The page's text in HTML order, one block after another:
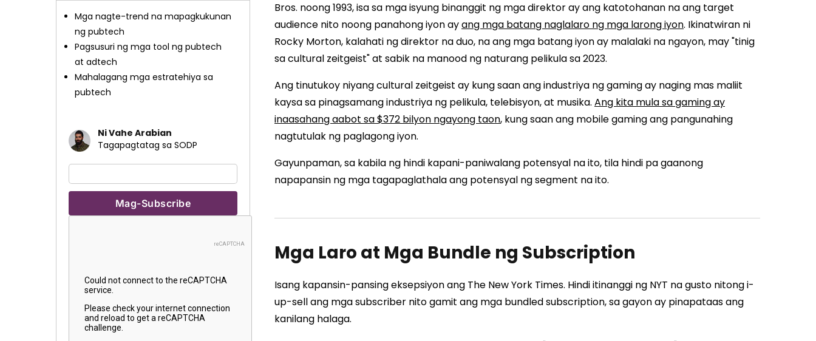
Mga nagte-trend na mapagkukunan
ng pubtech
Pagsusuri ng mga tool ng pubtech
at adtech
Mahalagang mga estratehiya sa
pubtech
Ni Vahe Arabian
Tagapagtatag sa SODP
Bros. noong 1993, isa sa mga isyung binanggit ng mga direktor ay ang katotohanan na ang target
audience nito noong panahong iyon ayang mga batang naglalaro ng mga larong iyon. Ikinatwiran ni
Rocky Morton, kalahati ng direktor na duo, na ang mga batang iyon ay malalaki na ngayon, may "tinig
sa cultural zeitgeist" at sabik na manood ng naturang pelikula sa 2023.
Ang tinutukoy niyang cultural zeitgeist ay kung saan ang industriya ng gaming ay naging mas maliit
kaysa sa pinagsamang industriya ng pelikula, telebisyon, at musika. Ang kita mula sa gaming ay
inaasahang aabot sa $372 bilyon ngayong taon, kung saan ang mobile gaming ang pangunahing
nagtutulak ng paglagong iyon.
Gayunpaman, sa kabila ng hindi kapani-paniwalang potensyal na ito, tila hindi pa gaanong
napapansin ng mga tagapaglathala ang potensyal ng segment na ito.
Mga Laro at Mga Bundle ng Subscription
Isang kapansin-pansing eksepsiyon ang The New York Times. Hindi itinanggi ng NYT na gusto nitong i-
up-sell ang mga subscriber nito gamit ang mga bundled subscription, sa gayon ay pinapataas ang
kanilang halaga.